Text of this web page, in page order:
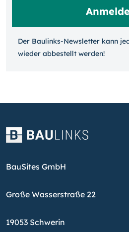
Der Baulinks-Newsletter kann
wieder ab­bestellt werden!
BauSites GmbH
Große Wasserstraße 22
19053 Schwerin